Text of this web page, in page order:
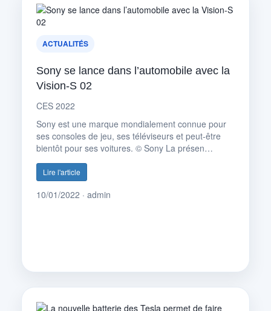
ACTUALITÉS
Sony se lance dans l’automobile avec la
Vision-S 02
CES 2022
Sony est une marque mondialement connue pour
ses consoles de jeu, ses téléviseurs et peut-être
bientôt pour ses voitures. © Sony La présen…
Lire l'article
10/01/2022 · admin